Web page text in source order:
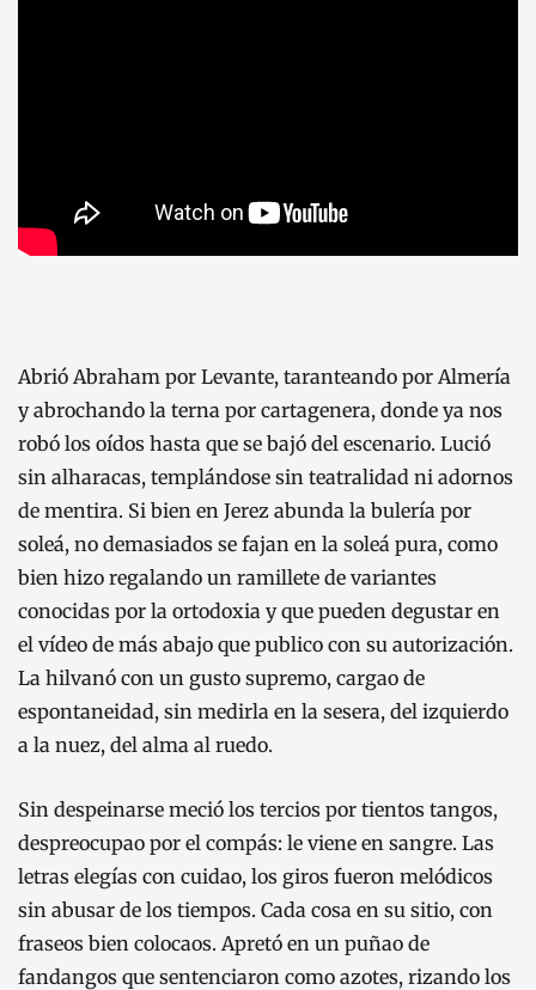
Abrió Abraham por Levante, taranteando por Almería
y abrochando la terna por cartagenera, donde ya nos
robó los oídos hasta que se bajó del escenario. Lució
sin alharacas, templándose sin teatralidad ni adornos
de mentira. Si bien en Jerez abunda la bulería por
soleá, no demasiados se fajan en la soleá pura, como
bien hizo regalando un ramillete de variantes
conocidas por la ortodoxia y que pueden degustar en
el vídeo de más abajo que publico con su autorización.
La hilvanó con un gusto supremo, cargao de
espontaneidad, sin medirla en la sesera, del izquierdo
a la nuez, del alma al ruedo.
Sin despeinarse meció los tercios por tientos tangos,
despreocupao por el compás: le viene en sangre. Las
letras elegías con cuidao, los giros fueron melódicos
sin abusar de los tiempos. Cada cosa en su sitio, con
fraseos bien colocaos. Apretó en un puñao de
fandangos que sentenciaron como azotes, rizando los